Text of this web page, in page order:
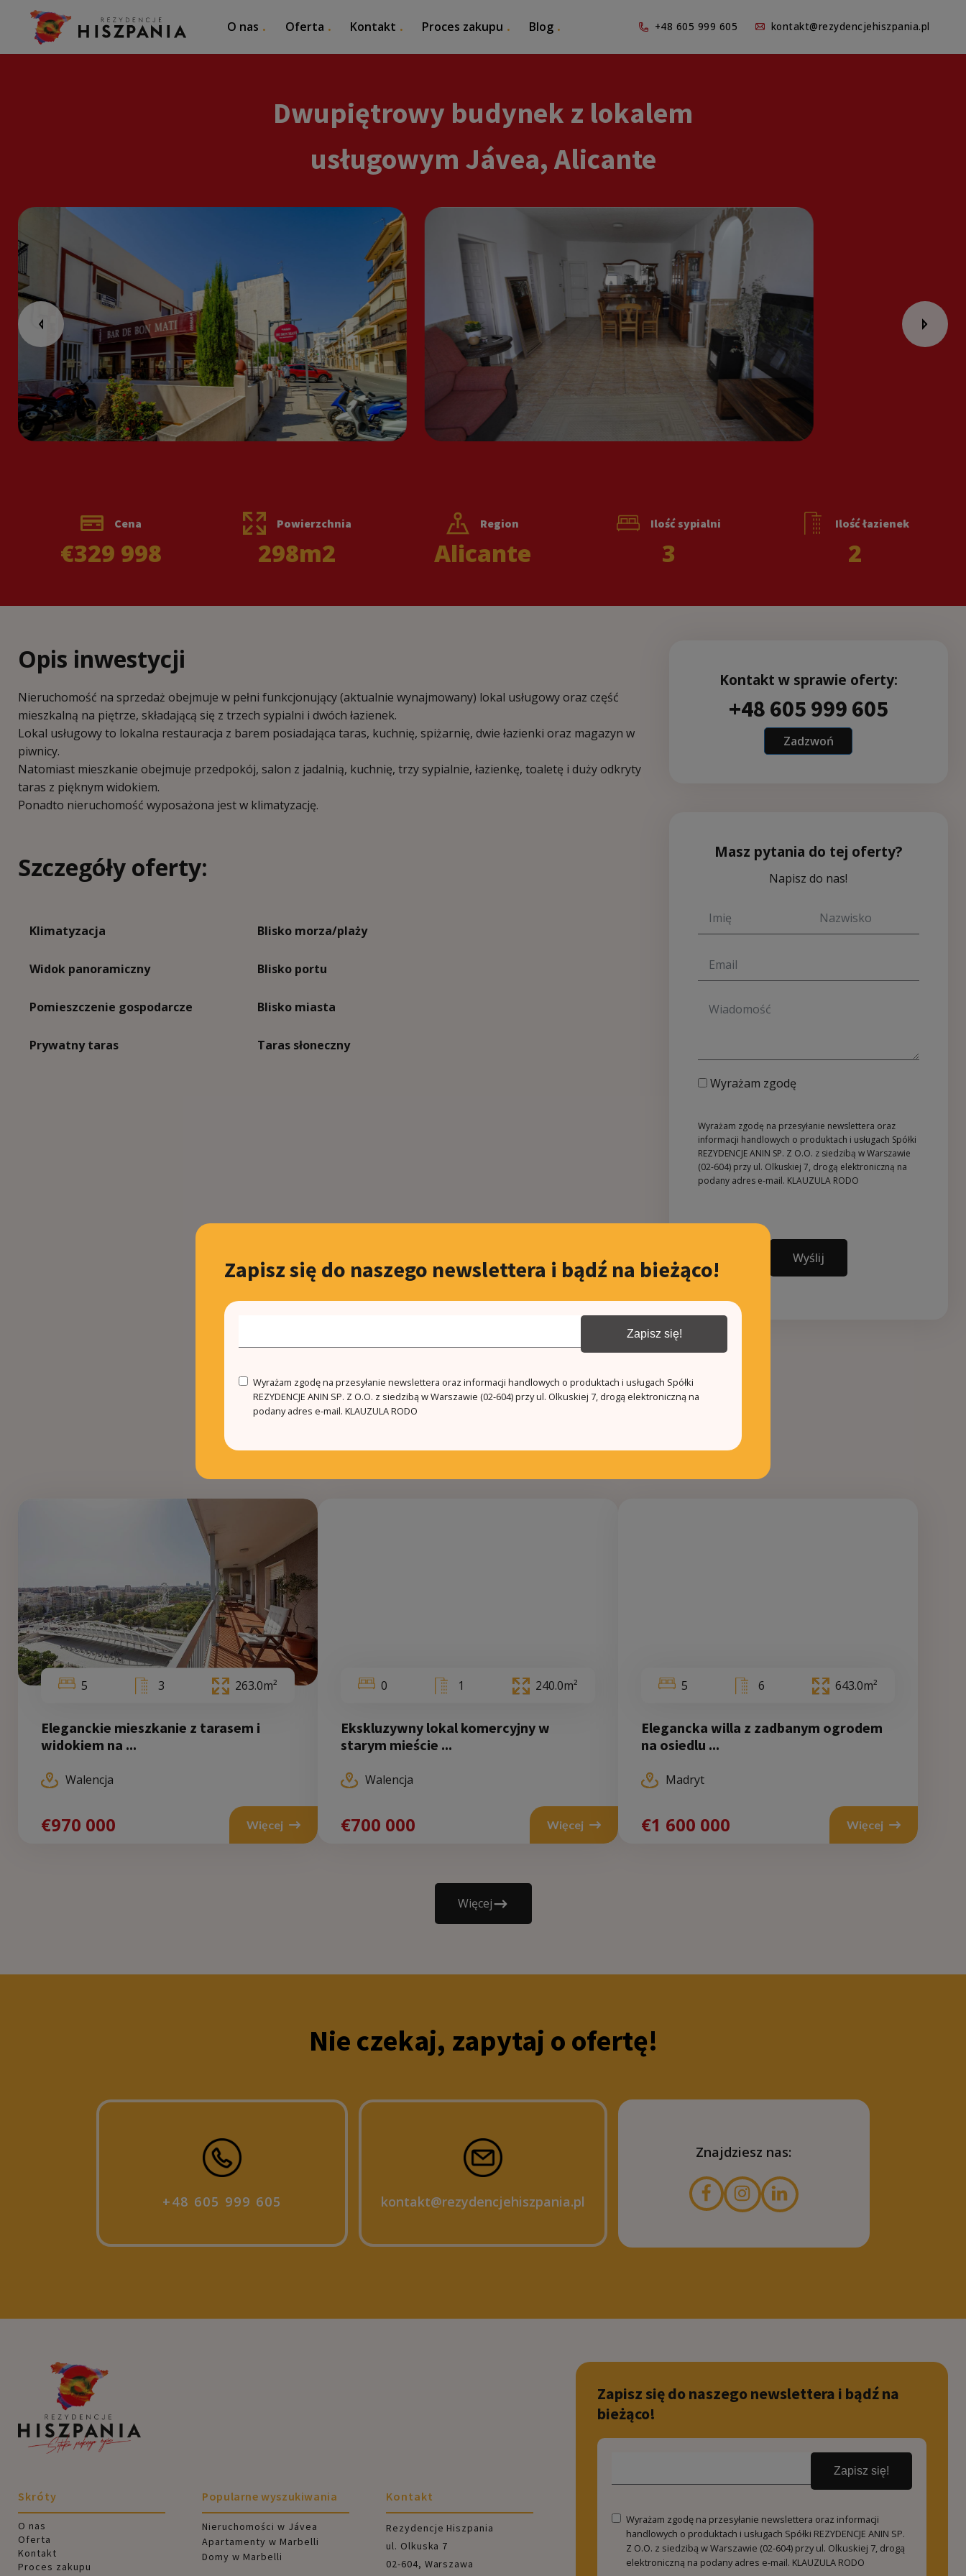
O nas Oferta Kontakt Proces zakupu Blog +48 605 999 605 kontakt@rezydencjehiszpania.pl
Dwupiętrowy budynek z lokalem
usługowym Jávea, Alicante
Cena
€329 998
Powierzchnia
298m2
Region
Alicante
Ilość sypialni
3
Ilość łazienek
2
Opis inwestycji
Nieruchomość na sprzedaż obejmuje w pełni funkcjonujący (aktualnie wynajmowany) lokal usługowy oraz część
mieszkalną na piętrze, składającą się z trzech sypialni i dwóch łazienek.
Lokal usługowy to lokalna restauracja z barem posiadająca taras, kuchnię, spiżarnię, dwie łazienki oraz magazyn w
piwnicy.
Natomiast mieszkanie obejmuje przedpokój, salon z jadalnią, kuchnię, trzy sypialnie, łazienkę, toaletę i duży odkryty
taras z pięknym widokiem.
Ponadto nieruchomość wyposażona jest w klimatyzację.
Szczegóły oferty:
Klimatyzacja
Widok panoramiczny
Pomieszczenie gospodarcze
Prywatny taras
Blisko morza/plaży
Blisko portu
Blisko miasta
Taras słoneczny
Kontakt w sprawie oferty:
+48 605 999 605
Zadzwoń
Masz pytania do tej oferty?
Napisz do nas!
Wyrażam zgodę
Wyrażam zgodę na przesyłanie newslettera oraz
informacji handlowych o produktach i usługach Spółki
REZYDENCJE ANIN SP. Z O.O. z siedzibą w Warszawie
(02-604) przy ul. Olkuskiej 7, drogą elektroniczną na
podany adres e-mail. KLAUZULA RODO
Wyślij
Więcej ofert w tym regionie
5 3 263.0m²
Eleganckie mieszkanie z tarasem i
widokiem na ...
Walencja
€970 000 Więcej
€970
0 1 240.0m²
Ekskluzywny lokal komercyjny w
starym mieście ...
Walencja
€700 000 Więcej
Walencja
€700 000 Więcej
5 6 643.0m²
Elegancka willa z zadbanym ogrodem
na osiedlu ...
Madryt
€1 600 000 Więcej
Więcej
Nie czekaj, zapytaj o ofertę!
+48 605 999 605 kontakt@rezydencjehiszpania.pl
Znajdziesz nas:
Skróty
O nas
Oferta
Kontakt
Proces zakupu
Popularne wyszukiwania
Nieruchomości w Jávea
Apartamenty w Marbelli
Domy w Marbelli
Kontakt
Rezydencje Hiszpania
ul. Olkuska 7
02-604, Warszawa
Zapisz się do naszego newslettera i bądź na
bieżąco!
Zapisz się!
Wyrażam zgodę na przesyłanie newslettera oraz informacji
handlowych o produktach i usługach Spółki REZYDENCJE ANIN SP.
Z O.O. z siedzibą w Warszawie (02-604) przy ul. Olkuskiej 7, drogą
elektroniczną na podany adres e-mail. KLAUZULA RODO
Zapisz się do naszego newslettera i bądź na bieżąco!
Zapisz się!
Wyrażam zgodę na przesyłanie newslettera oraz informacji handlowych o produktach i usługach Spółki
REZYDENCJE ANIN SP. Z O.O. z siedzibą w Warszawie (02-604) przy ul. Olkuskiej 7, drogą elektroniczną na
podany adres e-mail. KLAUZULA RODO